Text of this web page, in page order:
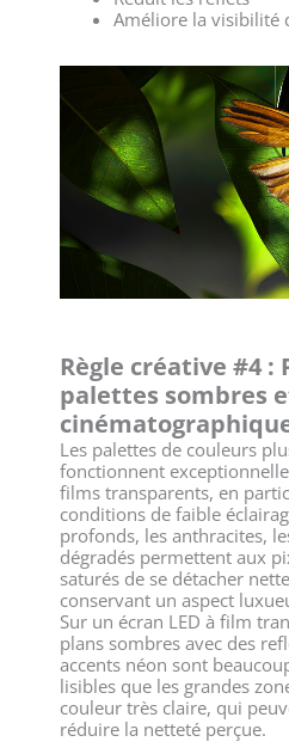
Améliore la visibilité
Règle créative #4 :
palettes sombres
Les palettes de couleurs
fonctionnent
films transparents, en
conditions de faible
profonds, les anthracites,
dégradés permettent aux
saturés de se détacher
conservant un aspect
Sur un écran LED à film
plans sombres avec des
accents néon sont
lisibles que les grandes
couleur très claire, qui
réduire la netteté perçue.